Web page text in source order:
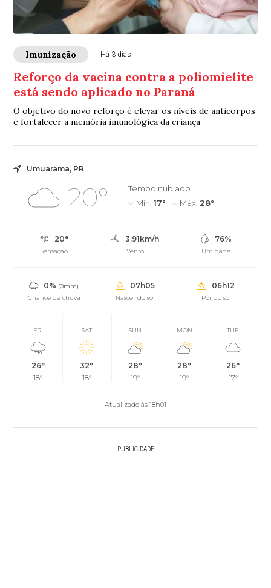
Imunização Há 3 dias
Reforço da vacina contra a poliomielite
está sendo aplicado no Paraná
O objetivo do novo reforço é elevar os níveis de anticorpos
e fortalecer a memória imunológica da criança
Umuarama, PR
20°
Tempo nublado
Mín. 17° Máx. 28°
20°
Sensação
3.91km/h
Vento
76%
Umidade
0% (0mm)
Chance de chuva
07h05
Nascer do sol
06h12
Pôr do sol
FRI
26°
18°
SAT
32°
18°
SUN
28°
19°
MON
28°
19°
TUE
26°
17°
Atualizado às 18h01
PUBLICIDADE